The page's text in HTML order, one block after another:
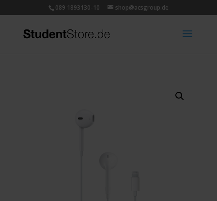
089 1893130-10 shop@acsgroup.de